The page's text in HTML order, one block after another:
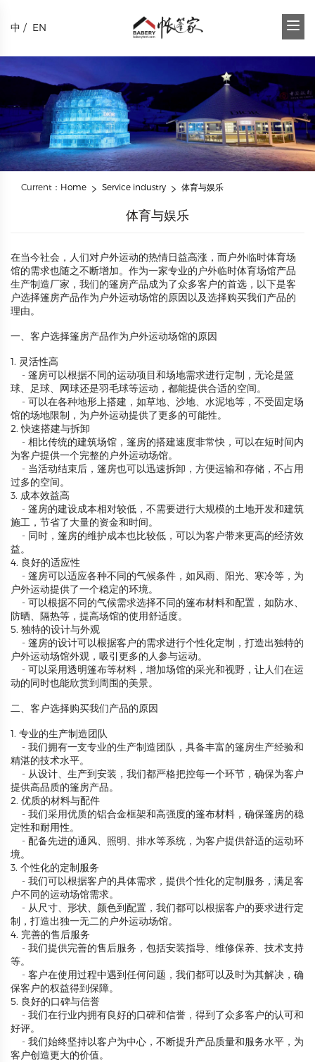
中 / EN
Current： Home Service industry 体育与娱乐
体育与娱乐
在当今社会，人们对户外运动的热情日益高涨，而户外临时体育场
馆的需求也随之不断增加。作为一家专业的户外临时体育场馆产品
生产制造厂家，我们的篷房产品成为了众多客户的首选，以下是客
户选择篷房产品作为户外运动场馆的原因以及选择购买我们产品的
理由。
一、客户选择篷房产品作为户外运动场馆的原因
1. 灵活性高
- 篷房可以根据不同的运动项目和场地需求进行定制，无论是篮
球、足球、网球还是羽毛球等运动，都能提供合适的空间。
- 可以在各种地形上搭建，如草地、沙地、水泥地等，不受固定场
馆的场地限制，为户外运动提供了更多的可能性。
2. 快速搭建与拆卸
- 相比传统的建筑场馆，篷房的搭建速度非常快，可以在短时间内
为客户提供一个完整的户外运动场馆。
- 当活动结束后，篷房也可以迅速拆卸，方便运输和存储，不占用
过多的空间。
3. 成本效益高
- 篷房的建设成本相对较低，不需要进行大规模的土地开发和建筑
施工，节省了大量的资金和时间。
- 同时，篷房的维护成本也比较低，可以为客户带来更高的经济效
益。
4. 良好的适应性
- 篷房可以适应各种不同的气候条件，如风雨、阳光、寒冷等，为
户外运动提供了一个稳定的环境。
- 可以根据不同的气候需求选择不同的篷布材料和配置，如防水、
防晒、隔热等，提高场馆的使用舒适度。
5. 独特的设计与外观
- 篷房的设计可以根据客户的需求进行个性化定制，打造出独特的
户外运动场馆外观，吸引更多的人参与运动。
- 可以采用透明篷布等材料，增加场馆的采光和视野，让人们在运
动的同时也能欣赏到周围的美景。
二、客户选择购买我们产品的原因
1. 专业的生产制造团队
- 我们拥有一支专业的生产制造团队，具备丰富的篷房生产经验和
精湛的技术水平。
- 从设计、生产到安装，我们都严格把控每一个环节，确保为客户
提供高品质的篷房产品。
2. 优质的材料与配件
- 我们采用优质的铝合金框架和高强度的篷布材料，确保篷房的稳
定性和耐用性。
- 配备先进的通风、照明、排水等系统，为客户提供舒适的运动环
境。
3. 个性化的定制服务
- 我们可以根据客户的具体需求，提供个性化的定制服务，满足客
户不同的运动场馆需求。
- 从尺寸、形状、颜色到配置，我们都可以根据客户的要求进行定
制，打造出独一无二的户外运动场馆。
4. 完善的售后服务
- 我们提供完善的售后服务，包括安装指导、维修保养、技术支持
等。
- 客户在使用过程中遇到任何问题，我们都可以及时为其解决，确
保客户的权益得到保障。
5. 良好的口碑与信誉
- 我们在行业内拥有良好的口碑和信誉，得到了众多客户的认可和
好评。
- 我们始终坚持以客户为中心，不断提升产品质量和服务水平，为
客户创造更大的价值。